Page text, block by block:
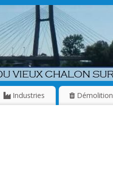
Industries Démolition